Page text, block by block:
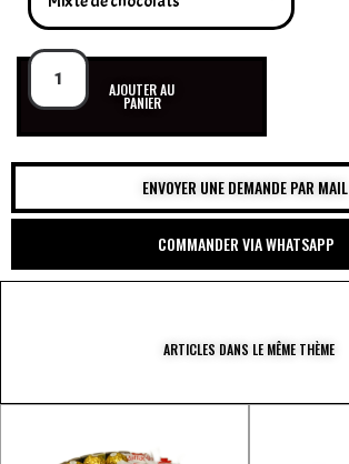
AJOUTER AU
PANIER
ENVOYER UNE DEMANDE PAR MAIL
COMMANDER VIA WHATSAPP
ARTICLES DANS LE MÊME THÈME